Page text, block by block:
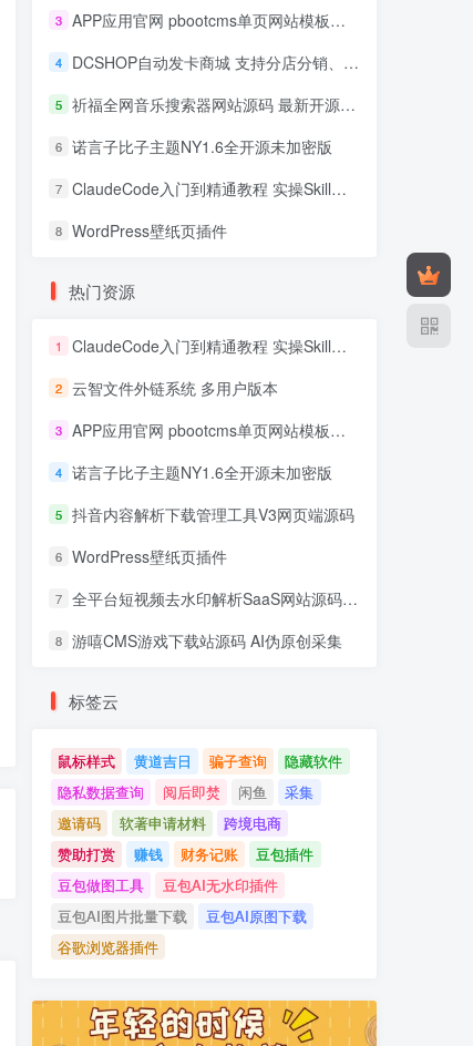
3 APP应用官网 pbootcms单页网站模板源码
4 DCSHOP自动发卡商城 支持分店分销、实物发货、自带博客
5 祈福全网音乐搜索器网站源码 最新开源修复版
6 诺言子比子主题NY1.6全开源未加密版
7 ClaudeCode入门到精通教程 实操Skill开发+企业级插件
8 WordPress壁纸页插件
热门资源
1 ClaudeCode入门到精通教程 实操Skill开发+企业级插件
2 云智文件外链系统 多用户版本
3 APP应用官网 pbootcms单页网站模板源码
4 诺言子比子主题NY1.6全开源未加密版
5 抖音内容解析下载管理工具V3网页端源码
6 WordPress壁纸页插件
7 全平台短视频去水印解析SaaS网站源码 去水印api总站开源版本
8 游嘻CMS游戏下载站源码 AI伪原创采集
标签云
鼠标样式 黄道吉日 骗子查询
隐藏软件
隐私数据查询
阅后即焚 闲鱼
采集
邀请码
软著申请材料
跨境电商
赞助打赏
赚钱 财务记账
豆包插件
豆包做图工具
豆包AI无水印插件
豆包AI图片批量下载
豆包AI原图下载
谷歌浏览器插件